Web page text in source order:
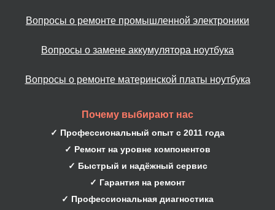
Вопросы о ремонте промышленной электроники
Вопросы о замене аккумулятора ноутбука
Вопросы о ремонте материнской платы ноутбука
Почему выбирают нас
✓ Профессиональный опыт с 2011 года
✓ Ремонт на уровне компонентов
✓ Быстрый и надёжный сервис
✓ Гарантия на ремонт
✓ Профессиональная диагностика